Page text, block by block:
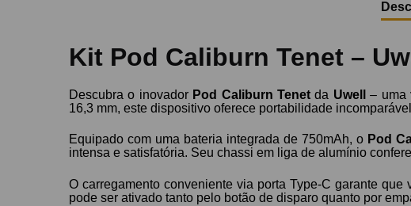
Kit Pod Caliburn Tenet –
Descubra o inovador Pod Caliburn Tenet da Uwell
– uma
16,3 mm, este dispositivo oferece portabilidade
Equipado com uma bateria integrada de 750mAh, o Pod
intensa e satisfatória. Seu chassi em liga de alumínio
O carregamento conveniente via porta Type-C garante
pode ser ativado tanto pelo botão de disparo quanto por